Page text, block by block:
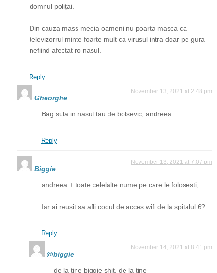
domnul polițai.
Din cauza mass media oameni nu poarta masca ca
televizorrul minte foarte mult ca virusul intra doar pe gura
nefiind afectat ro nasul.
Reply
Gheorghe
November 13, 2021 at 2:48 pm
Bag sula in nasul tau de bolsevic, andreea…
Reply
Biggie
November 13, 2021 at 7:07 pm
andreea + toate celelalte nume pe care le folosesti,
Iar ai reusit sa afli codul de acces wifi de la spitalul 6?
Reply
@biggie
November 14, 2021 at 8:41 pm
de la tine biggie shit, de la tine